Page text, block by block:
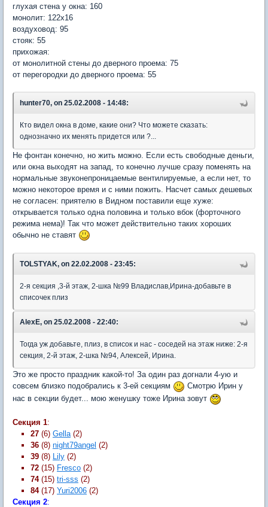
глухая стена у окна: 160
монолит: 122х16
воздуховод: 95
стояк: 55
прихожая:
от монолитной стены до дверного проема: 75
от перегородки до дверного проема: 55
hunter70, on 25.02.2008 - 14:48:
Кто видел окна в доме, какие они? Что можете сказать:
однозначно их менять придется или ?...
Не фонтан конечно, но жить можно. Если есть свободные деньги,
или окна выходят на запад, то конечно лучше сразу поменять на
нормальные звуконепроницаемые вентилируемые, а если нет, то
можно некоторое время и с ними пожить. Насчет самых дешевых
не согласен: приятелю в Видном поставили еще хуже:
открывается только одна половина и только вбок (форточного
режима нема)! Так что может действительно таких хороших
обычно не ставят
TOLSTYAK, on 22.02.2008 - 23:45:
2-я секция ,3-й этаж, 2-шка №99 Владислав,Ирина-добавьте в
списочек плиз
AlexE, on 25.02.2008 - 22:40:
Тогда уж добавьте, плиз, в список и нас - соседей на этаж ниже: 2-я
секция, 2-й этаж, 2-шка №94, Алексей, Ирина.
Это же просто праздник какой-то! За один раз догнали 4-ую и
совсем близко подобрались к 3-ей секциям
Смотрю Ирин у
нас в секции будет... мою женушку тоже Ирина зовут
Секция 1:
27 (6) Gella (2)
36 (8) night79angel (2)
39 (8) Lily (2)
72 (15) Fresco (2)
74(15) tri-sss (2)
84(17) Yuri2006 (2)
Секция 2: